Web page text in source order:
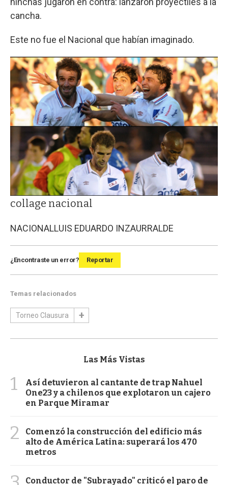
cancha.
Este no fue el Nacional que habían imaginado.
collage nacional
NACIONALLUIS EDUARDO INZAURRALDE
¿Encontraste un error? Reportar
Temas relacionados
Torneo Clausura
Las Más Vistas
1
Así detuvieron al cantante de trap Nahuel
One23 y a chilenos que explotaron un cajero
en Parque Miramar
2
Comenzó la construcción del edificio más
alto de América Latina: superará los 470
metros
Conductor de "Subrayado" criticó el paro de